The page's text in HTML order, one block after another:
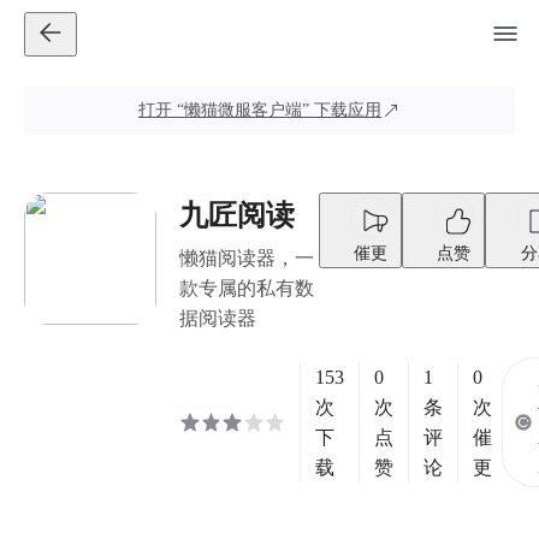
打开 “懒猫微服客户端” 下载应用
九匠阅读
懒猫阅读器，一
款专属的私有数
据阅读器
催更 点赞
153
次
下
载
0
次
点
赞
1
条
评
论
0
次
催
更